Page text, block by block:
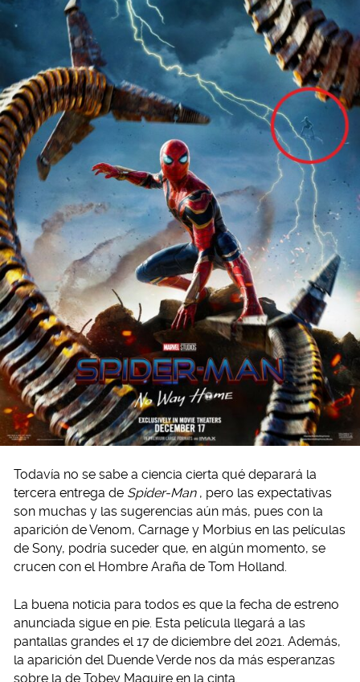
Todavía no se sabe a ciencia cierta qué deparará la
tercera entrega de Spider-Man , pero las expectativas
son muchas y las sugerencias aún más, pues con la
aparición de Venom, Carnage y Morbius en las películas
de Sony, podría suceder que, en algún momento, se
crucen con el Hombre Araña de Tom Holland.
La buena noticia para todos es que la fecha de estreno
anunciada sigue en pie. Esta película llegará a las
pantallas grandes el 17 de diciembre del 2021. Además,
la aparición del Duende Verde nos da más esperanzas
sobre la de Tobey Maguire en la cinta.